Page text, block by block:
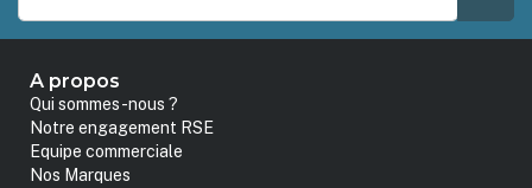
A propos
Qui sommes-nous ?
Notre engagement RSE
Equipe commerciale
Nos Marques